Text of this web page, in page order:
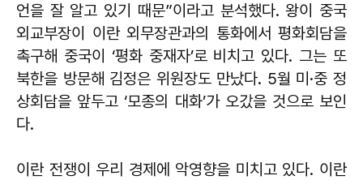
언을 잘 알고 있기 때문”이라고 분석했다. 왕이 중국
외교부장이 이란 외무장관과의 통화에서 평화회담을
촉구해 중국이 ‘평화 중재자’로 비치고 있다. 그는 또
북한을 방문해 김정은 위원장도 만났다. 5월 미·중 정
상회담을 앞두고 ‘모종의 대화’가 오갔을 것으로 보인
다.
이란 전쟁이 우리 경제에 악영향을 미치고 있다. 이란